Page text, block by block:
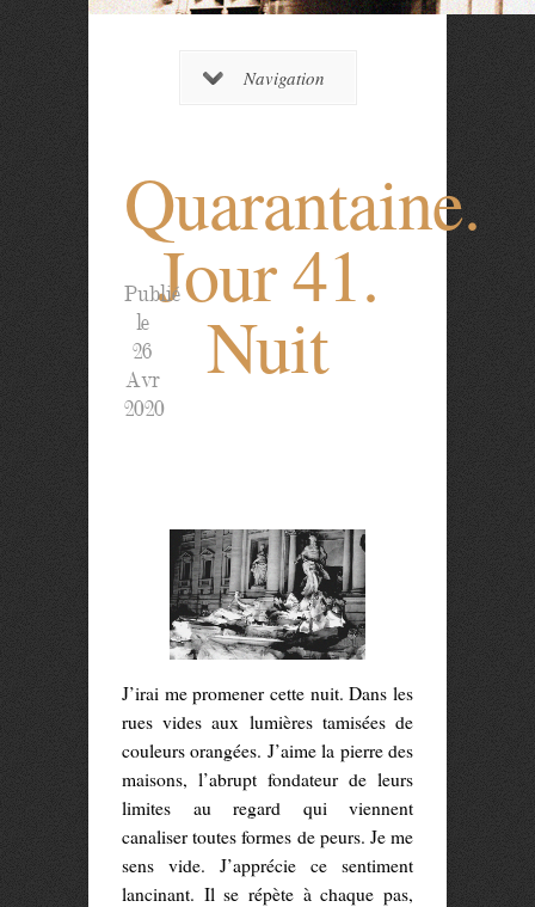
Navigation
Quarantaine.
Jour 41.
Nuit
Publié
le
26
Avr
2020
J’irai me promener cette nuit. Dans les
rues vides aux lumières tamisées de
couleurs orangées. J’aime la pierre des
maisons, l’abrupt fondateur de leurs
limites au regard qui viennent
canaliser toutes formes de peurs. Je me
sens vide. J’apprécie ce sentiment
lancinant. Il se répète à chaque pas,